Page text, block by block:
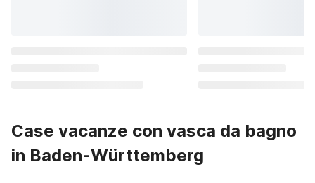
Case vacanze con vasca da bagno
in Baden-Württemberg